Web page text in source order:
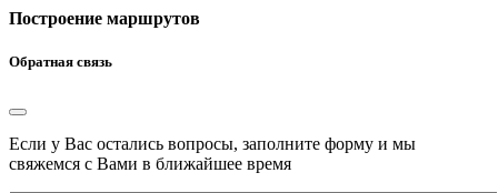
Построение маршрутов
Обратная связь
Если у Вас остались вопросы, заполните форму и мы
свяжемся с Вами в ближайшее время